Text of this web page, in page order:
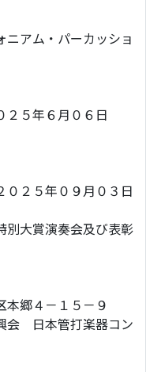
アム・パーカッショ
２５年６月０６日
０２５年０９月０３日
別大賞演奏会及び表彰
郷４－１５－９
会 日本管打楽器コン